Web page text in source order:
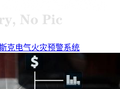
克电气火灾预警系统